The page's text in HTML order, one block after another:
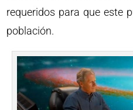
requeridos para que este
población.